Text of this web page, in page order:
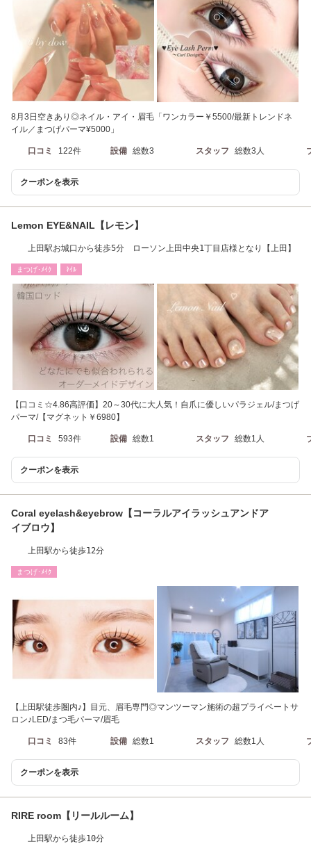
8月3日空きあり◎ネイル・アイ・眉毛「ワンカラー￥5500/最新トレンドネ
イル／まつげパーマ¥5000」
口コミ 122件 設備 総数3 スタッフ 総数3人
クーポンを表示
Lemon EYE&NAIL【レモン】
上田駅お城口から徒歩5分 ローソン上田中央1丁目店様となり【上田】
まつげ･ﾒｲｸ ﾈｲﾙ
【口コミ☆4.86高評価】20～30代に大人気！自爪に優しいパラジェル/まつげ
パーマ/【マグネット￥6980】
口コミ 593件 設備 総数1 スタッフ 総数1人
クーポンを表示
Coral eyelash&eyebrow【コーラルアイラッシュアンドア
イブロウ】
上田駅から徒歩12分
まつげ･ﾒｲｸ
【上田駅徒歩圏内♪】目元、眉毛専門◎マンツーマン施術の超プライベートサ
ロン♪LED/まつ毛パーマ/眉毛
口コミ 83件 設備 総数1 スタッフ 総数1人
クーポンを表示
RIRE room【リールルーム】
上田駅から徒歩10分